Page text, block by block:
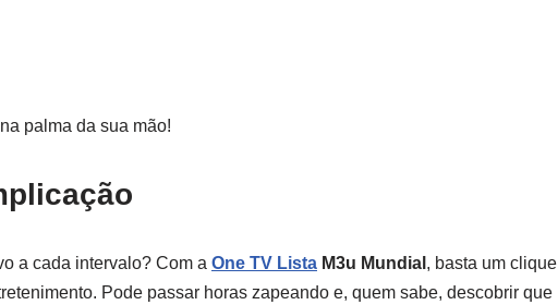
palma da sua mão!
a cada intervalo? Com a One TV Lista M3u Mundial , basta um clique
Pode passar horas zapeando e, quem sabe, descobrir que